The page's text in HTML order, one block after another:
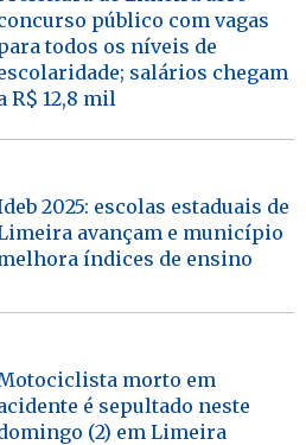
público com vagas
todos os níveis de
salários chegam
R$ 12,8 mil
2025: escolas estaduais de
avançam e município
índices de ensino
morto em
é sepultado neste
(2) em Limeira